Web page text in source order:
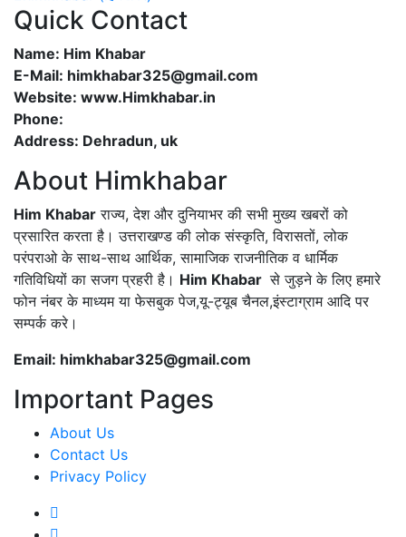
Quick Contact
Name: Him Khabar
E-Mail: himkhabar325@gmail.com
Website: www.Himkhabar.in
Phone:
Address: Dehradun, uk
About Himkhabar
Him Khabar राज्य, देश और दुनियाभर की सभी मुख्य खबरों को
प्रसारित करता है। उत्तराखण्ड की लोक संस्कृति, विरासतों, लोक
परंपराओ के साथ-साथ आर्थिक, सामाजिक राजनीतिक व धार्मिक
गतिविधियों का सजग प्रहरी है। Him Khabar से जुड़ने के लिए हमारे
फोन नंबर के माध्यम या फेसबुक पेज,यू-ट्यूब चैनल,इंस्टाग्राम आदि पर
सम्पर्क करे।
Email: himkhabar325@gmail.com
Important Pages
About Us
Contact Us
Privacy Policy